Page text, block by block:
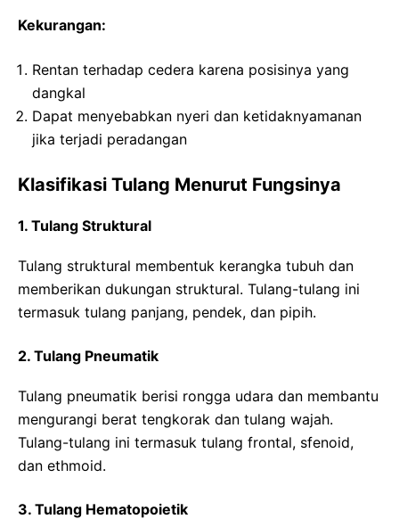
Kekurangan:
Rentan terhadap cedera karena posisinya yang
dangkal
Dapat menyebabkan nyeri dan ketidaknyamanan
jika terjadi peradangan
Klasifikasi Tulang Menurut Fungsinya
1. Tulang Struktural
Tulang struktural membentuk kerangka tubuh dan
memberikan dukungan struktural. Tulang-tulang ini
termasuk tulang panjang, pendek, dan pipih.
2. Tulang Pneumatik
Tulang pneumatik berisi rongga udara dan membantu
mengurangi berat tengkorak dan tulang wajah.
Tulang-tulang ini termasuk tulang frontal, sfenoid,
dan ethmoid.
3. Tulang Hematopoietik